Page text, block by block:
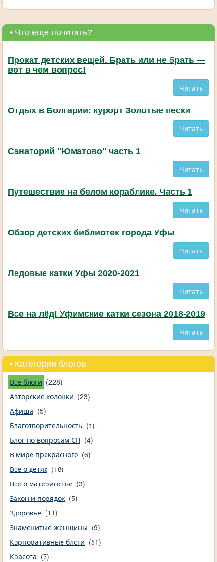
• Что еще почитать?
Прокат детских вещей. Брать или не брать —
вот в чем вопрос!
Читать
Отдых в Болгарии: курорт Золотые пески
Читать
Санаторий "Юматово" часть 1
Читать
Путешествие на белом кораблике. Часть 1
Читать
Обзор детских библиотек города Уфы
Читать
Ледовые катки Уфы 2020-2021
Читать
Все на лёд! Уфимские катки сезона 2018-2019
Читать
• Категории блогов
Все блоги (228)
Авторские колонки (23)
Афиша (5)
Благотворительность (1)
Блог по вопросам СП (4)
В мире прекрасного (6)
Все о детях (18)
Все о материнстве (3)
Закон и порядок (5)
Здоровье (11)
Знаменитые женщины (9)
Корпоративные блоги (51)
Красота (7)